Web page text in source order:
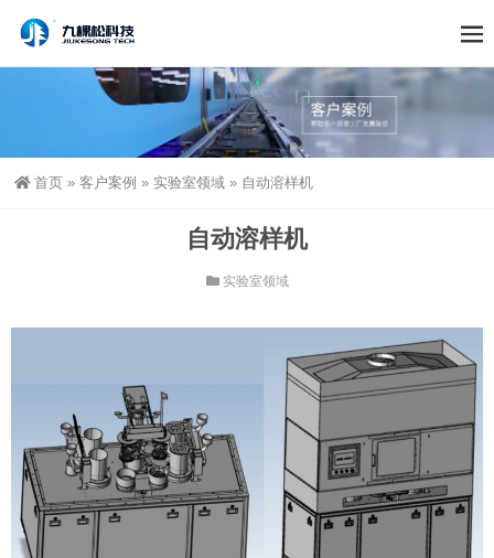
首页 » 客户案例 » 实验室领域 » 自动溶样机
自动溶样机
实验室领域